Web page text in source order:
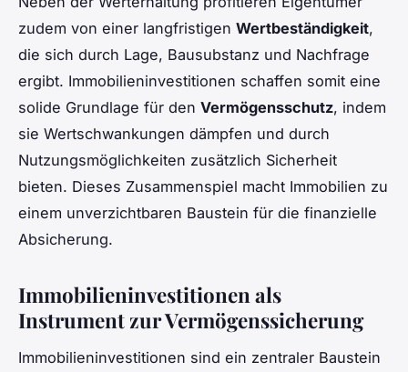
zudem von einer langfristigen Wertbeständigkeit,
die sich durch Lage, Bausubstanz und Nachfrage
ergibt. Immobilieninvestitionen schaffen somit eine
solide Grundlage für den Vermögensschutz, indem
sie Wertschwankungen dämpfen und durch
Nutzungsmöglichkeiten zusätzlich Sicherheit
bieten. Dieses Zusammenspiel macht Immobilien zu
einem unverzichtbaren Baustein für die finanzielle
Absicherung.
Immobilieninvestitionen als
Instrument zur Vermögenssicherung
Immobilieninvestitionen sind ein zentraler Baustein